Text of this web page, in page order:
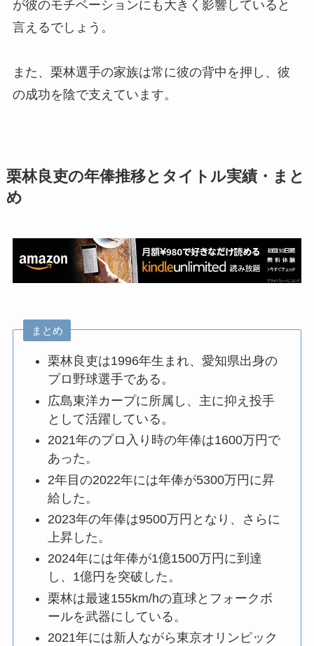
が彼のモチベーションにも大きく影響していると
言えるでしょう。
また、栗林選手の家族は常に彼の背中を押し、彼
の成功を陰で支えています。
栗林良吏の年俸推移とタイトル実績・まと
め
まとめ
栗林良吏は1996年生まれ、愛知県出身の
プロ野球選手である。
広島東洋カープに所属し、主に抑え投手
として活躍している。
2021年のプロ入り時の年俸は1600万円で
あった。
2年目の2022年には年俸が5300万円に昇
給した。
2023年の年俸は9500万円となり、さらに
上昇した。
2024年には年俸が1億1500万円に到達
し、1億円を突破した。
栗林は最速155km/hの直球とフォークボ
ールを武器にしている。
2021年には新人ながら東京オリンピック